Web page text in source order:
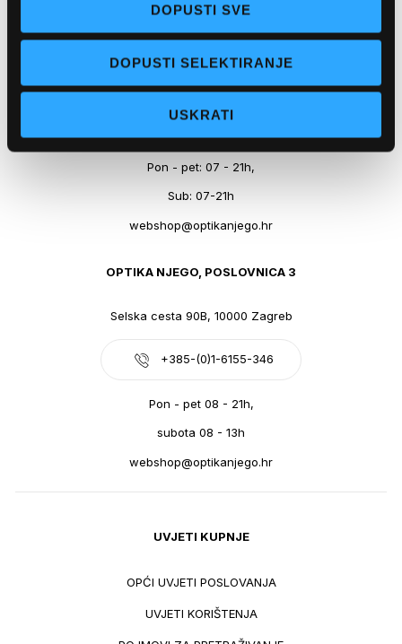
DOPUSTI SVE
DOPUSTI SELEKTIRANJE
USKRATI
OPTIKA NJEGO, POSLOVNICA 2
+385-(0)21-612-709
Pon - pet: 07 - 21h,
Sub: 07-21h
webshop@optikanjego.hr
OPTIKA NJEGO, POSLOVNICA 3
Selska cesta 90B, 10000 Zagreb
+385-(0)1-6155-346
Pon - pet 08 - 21h,
subota 08 - 13h
webshop@optikanjego.hr
UVJETI KUPNJE
OPĆI UVJETI POSLOVANJA
UVJETI KORIŠTENJA